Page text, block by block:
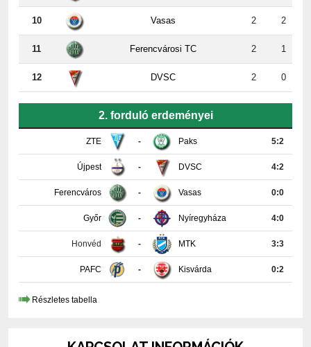
11 Ferencvárosi TC 2 1
12 DVSC 2 0
ZTE - Paks
Újpest DVSC 4:2
Ferencváros Vasas 0:0
Győr Nyíregyháza 4:0
Honvéd MTK 3:3
PAFC Kisvárda 0:2
Részletes tabella